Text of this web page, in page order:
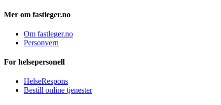
Mer om fastleger.no
Om fastleger.no
Personvern
For helsepersonell
HelseRespons
Bestill online tjenester